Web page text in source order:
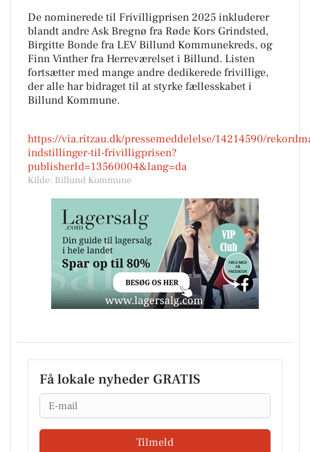
De nominerede til Frivilligprisen 2025 inkluderer
blandt andre Ask Bregnø fra Røde Kors Grindsted,
Birgitte Bonde fra LEV Billund Kommunekreds, og
Finn Vinther fra Herreværelset i Billund. Listen
fortsætter med mange andre dedikerede frivillige,
der alle har bidraget til at styrke fællesskabet i
Billund Kommune.
https://via.ritzau.dk/pressemeddelelse/14214590/
indstillinger-til-frivilligprisen?
publisherId=13560004&lang=da
Kilde: Billund Kommune
Få lokale nyheder GRATIS
Email
Tilmeld